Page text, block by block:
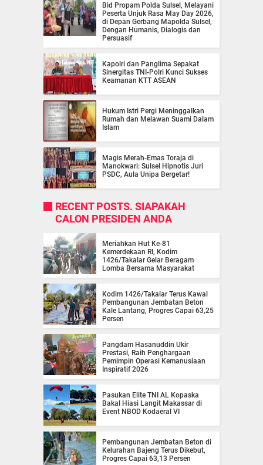
Bid Propam Polda Sulsel, Melayani
Peserta Unjuk Rasa May Day 2026,
di Depan Gerbang Mapolda Sulsel,
Dengan Humanis, Dialogis dan
Persuasif
Kapolri dan Panglima Sepakat
Sinergitas TNI-Polri Kunci Sukses
Keamanan KTT ASEAN
Hukum Istri Pergi Meninggalkan
Rumah dan Melawan Suami Dalam
Islam
Magis Merah-Emas Toraja di
Manokwari: Sulsel Hipnotis Juri
PSDC, Aula Unipa Bergetar!
RECENT POSTS. SIAPAKAH
CALON PRESIDEN ANDA
Meriahkan Hut Ke-81
Kemerdekaan RI, Kodim
1426/Takalar Gelar Beragam
Lomba Bersama Masyarakat
Kodim 1426/Takalar Terus Kawal
Pembangunan Jembatan Beton
Kale Lantang, Progres Capai 63,25
Persen
Pangdam Hasanuddin Ukir
Prestasi, Raih Penghargaan
Pemimpin Operasi Kemanusiaan
Inspiratif 2026
Pasukan Elite TNI AL Kopaska
Bakal Hiasi Langit Makassar di
Event NBOD Kodaeral VI
Pembangunan Jembatan Beton di
Kelurahan Bajeng Terus Dikebut,
Progres Capai 63,13 Persen